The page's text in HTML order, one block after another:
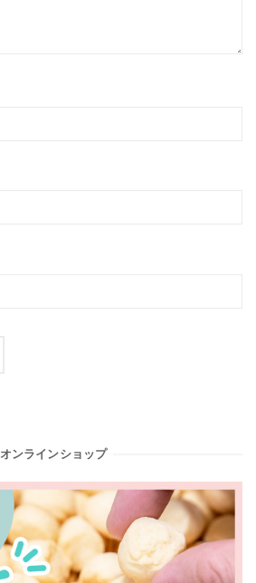
オンラインショップ